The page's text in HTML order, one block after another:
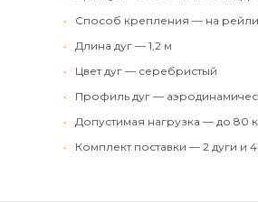
•
Способ крепления — на
•
Длина дуг — 1,2 м
•
Цвет дуг — серебристый
•
Профиль дуг —
•
Допустимая нагрузка — до 80
•
Комплект поставки — 2 дуги и